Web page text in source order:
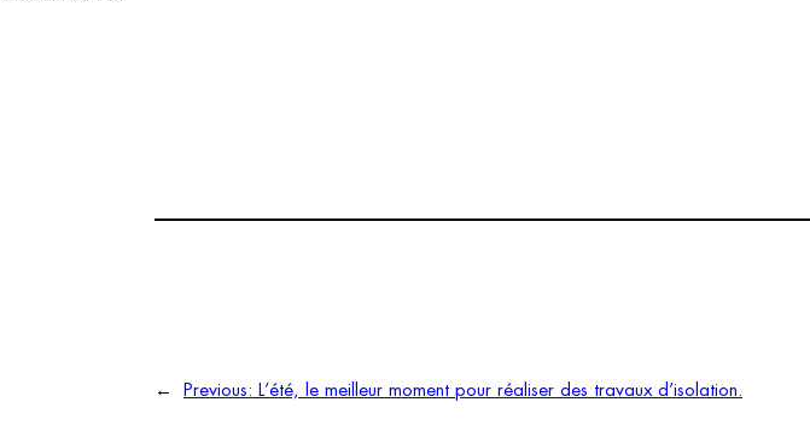
← Previous: L’été, le meilleur moment pour réaliser des travaux d’isolation.